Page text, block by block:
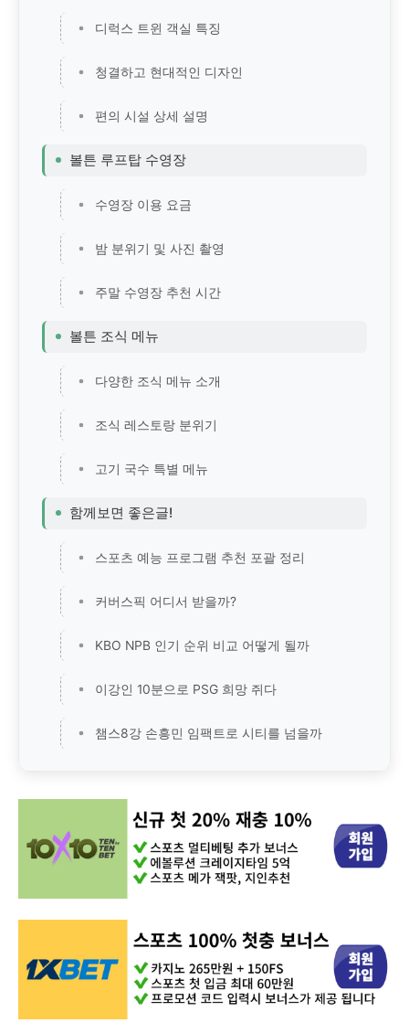
디럭스 트윈 객실 특징
청결하고 현대적인 디자인
편의 시설 상세 설명
볼튼 루프탑 수영장
수영장 이용 요금
밤 분위기 및 사진 촬영
주말 수영장 추천 시간
볼튼 조식 메뉴
다양한 조식 메뉴 소개
조식 레스토랑 분위기
고기 국수 특별 메뉴
함께보면 좋은글!
스포츠 예능 프로그램 추천 포괄 정리
커버스픽 어디서 받을까?
KBO NPB 인기 순위 비교 어떻게 될까
이강인 10분으로 PSG 희망 쥐다
챔스8강 손흥민 임팩트로 시티를 넘을까